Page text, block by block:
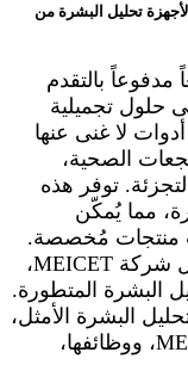
تحليل البشرة من
مدفوعاً بالتقدم
حلول تجميلية
لا غنى عنها
الصحية،
توفر هذه
مما يُمكّن
منتجات مُخصصة.
من بين الشركات الرائدة في هذا المجال شركة MEICET،
البشرة المتطورة.
البشرة الأمثل،
مع التركيز على مجموعة منتجات MEICET، ووظائفها،